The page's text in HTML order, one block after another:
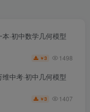
本·初中数学几何模型
￥3 1498
维中考·初中几何模型
￥3 1407